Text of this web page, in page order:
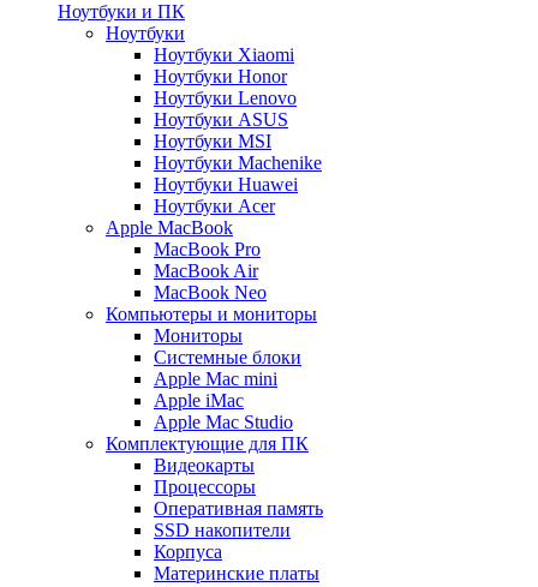
Ноутбуки и ПК
Ноутбуки
Ноутбуки Xiaomi
Ноутбуки Honor
Ноутбуки Lenovo
Ноутбуки ASUS
Ноутбуки MSI
Ноутбуки Machenike
Ноутбуки Huawei
Ноутбуки Acer
Apple MacBook
MacBook Pro
MacBook Air
MacBook Neo
Компьютеры и мониторы
Мониторы
Системные блоки
Apple Mac mini
Apple iMac
Apple Mac Studio
Комплектующие для ПК
Видеокарты
Процессоры
Оперативная память
SSD накопители
Корпуса
Материнские платы